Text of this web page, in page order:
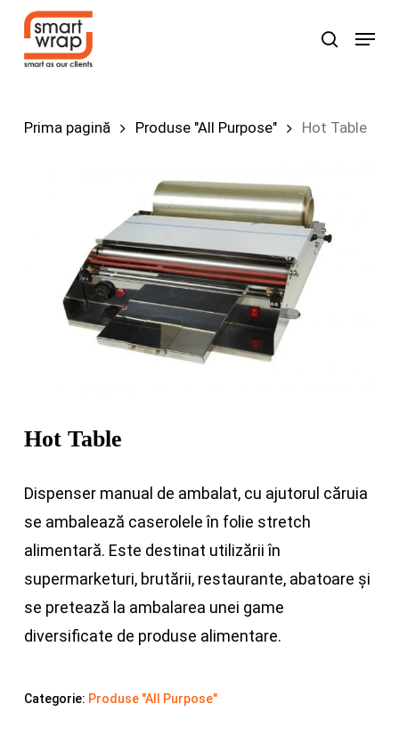
Skip
mainSearch
search
Menu
Prima pagină Produse "All Purpose" Hot Table
Hot Table
Dispenser manual de ambalat, cu ajutorul căruia
se ambalează caserolele în folie stretch
alimentară. Este destinat utilizării în
supermarketuri, brutării, restaurante, abatoare și
se pretează la ambalarea unei game
diversificate de produse alimentare.
Categorie: Produse "All Purpose"